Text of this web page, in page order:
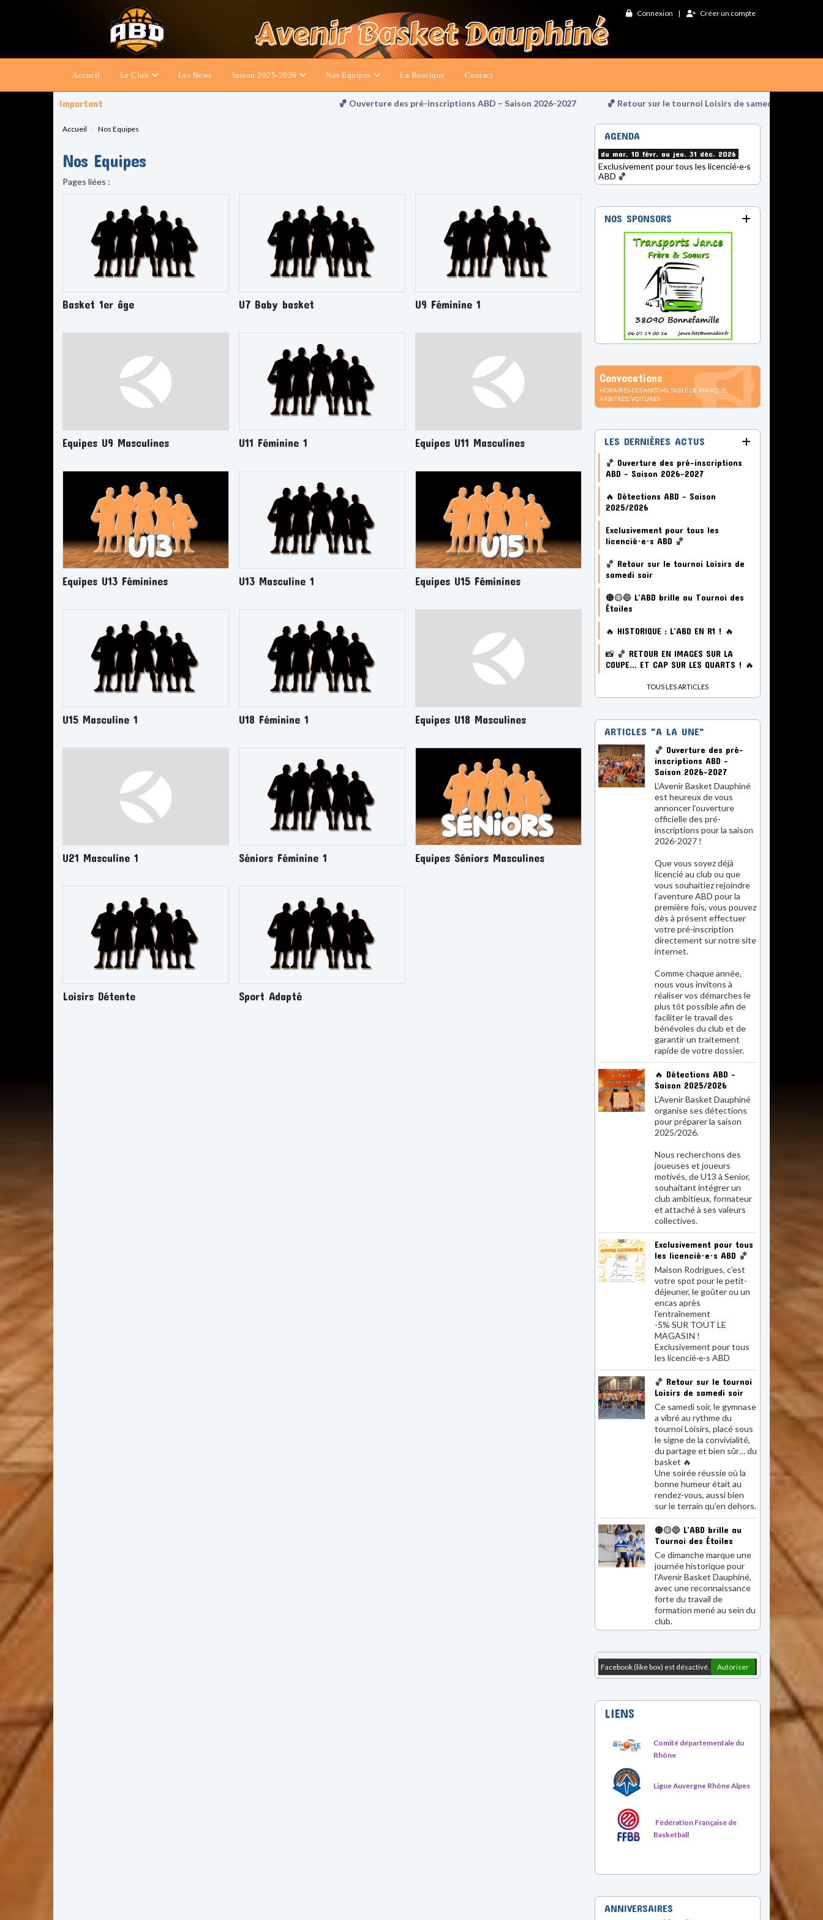
Connexion Créer un compte
Accueil Le Club Les News Saison 2025-2026 Nos Equipes La Boutique Contact
Important 🏀 Ouverture des pré-inscriptions ABD – Saison 2026-2027 🏀 Retour sur le tournoi Loisirs de samedi soir
Accueil Nos Equipes
Nos Equipes
Pages liées :
Basket 1er âge U7 Baby basket U9 Féminine 1
Equipes U9 Masculines U11 Féminine 1 Equipes U11 Masculines
Equipes U13 Féminines U13 Masculine 1 Equipes U15 Féminines
U15 Masculine 1 U18 Féminine 1 Equipes U18 Masculines
U21 Masculine 1 Séniors Féminine 1 Equipes Séniors Masculines
Loisirs Détente Sport Adapté
AGENDA
du mar. 10 févr. au jeu. 31 déc. 2026
Exclusivement pour tous les licencié·e·s
ABD 🏀
NOS SPONSORS
Convocations
HORAIRES DES MATCHS, TABLE DE MARQUE,
ARBITRES, VOITURES
🏀 Ouverture des pré-inscriptions
ABD – Saison 2026-2027
2025/2026
licencié·e·s ABD 🏀
🏀 Retour sur le tournoi Loisirs de
samedi soir
Étoiles
📸 🏀 RETOUR EN IMAGES SUR LA
COUPE… ET CAP SUR LES QUARTS ! 🔥
🏀 Ouverture des pré-
inscriptions ABD –
Saison 2026-2027
L’Avenir Basket Dauphiné
est heureux de vous
annoncer l’ouverture
officielle des pré-
inscriptions pour la saison
2026-2027 !
Que vous soyez déjà
licencié au club ou que
vous souhaitiez rejoindre
l’aventure ABD pour la
première fois, vous pouvez
dès à présent effectuer
votre pré-inscription
directement sur notre site
internet.
Comme chaque année,
nous vous invitons à
réaliser vos démarches le
plus tôt possible afin de
faciliter le travail des
bénévoles du club et de
garantir un traitement
rapide de votre dossier.
Saison 2025/2026
L’Avenir Basket Dauphiné
organise ses détections
pour préparer la saison
2025/2026.
Nous recherchons des
joueuses et joueurs
motivés, de U13 à Senior,
souhaitant intégrer un
club ambitieux, formateur
et attaché à ses valeurs
collectives.
les licencié·e·s ABD 🏀
Maison Rodrigues, c’est
votre spot pour le petit-
déjeuner, le goûter ou un
encas après
l’entraînement
-5% SUR TOUT LE
MAGASIN !
Exclusivement pour tous
les licencié·e·s ABD
Loisirs de samedi soir
Ce samedi soir, le gymnase
a vibré au rythme du
tournoi Loisirs, placé sous
le signe de la convivialité,
du partage et bien sûr… du
basket 🔥
Une soirée réussie où la
bonne humeur était au
rendez-vous, aussi bien
sur le terrain qu’en dehors.
Tournoi des Étoiles
Ce dimanche marque une
journée historique pour
l’Avenir Basket Dauphiné,
avec une reconnaissance
forte du travail de
formation mené au sein du
club.
Facebook (like box) est désactivé. Autoriser
LIENS
Rhône
Basketball
08 août